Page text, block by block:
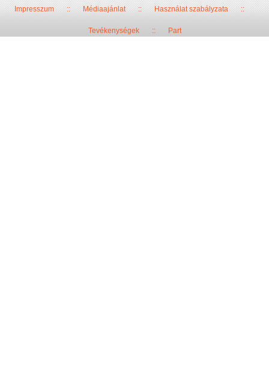
Impresszum::Médiaajánlat::Használat szabályzata::
Tevékenységek:: Part